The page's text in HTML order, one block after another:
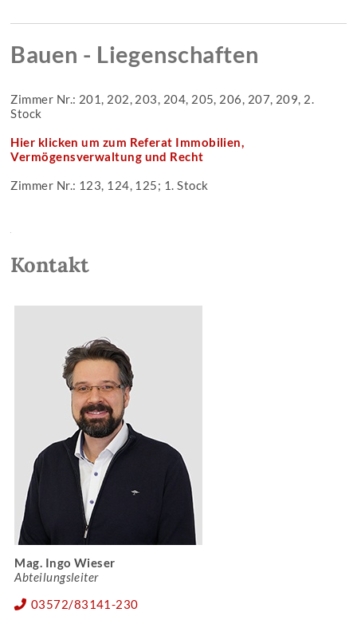
Bauen - Liegenschaften
Zimmer Nr.: 201, 202, 203, 204, 205, 206, 207, 209, 2.
Stock
Hier klicken um zum Referat Immobilien,
Vermögensverwaltung und Recht
Zimmer Nr.: 123, 124, 125; 1. Stock
Kontakt
Mag. Ingo Wieser
Abteilungsleiter
03572/83141-230